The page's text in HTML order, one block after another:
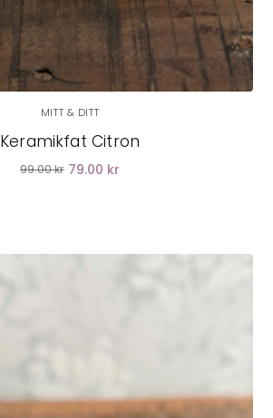
MITT & DITT
Keramikfat Citron
99.00 kr 79.00 kr